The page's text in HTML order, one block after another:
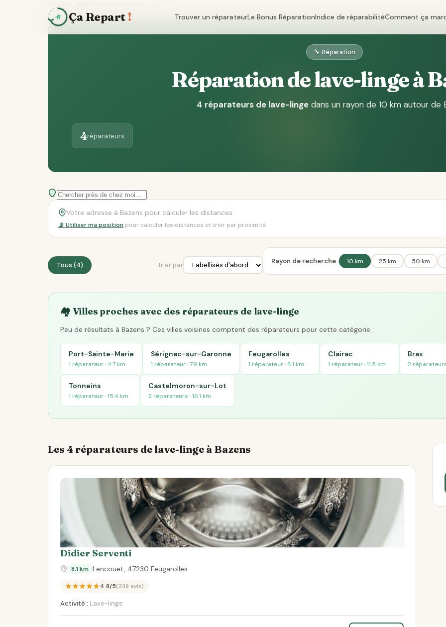
Ça Repart ! Trouver un réparateurLe Bonus RéparationIndice de réparabilitéComment ça
🔧 Réparation
Réparation de lave-linge à
4 réparateurs de lave-linge dans un rayon de 10 km autour de
4réparateurs
📡 Utiliser ma position pour calculer les distances et trier par proximité
Tous (4) Trier par Rayon de recherche : 10 km 25 km 50 km
🏘️ Villes proches avec des réparateurs de lave-linge
Peu de résultats à Bazens ? Ces villes voisines comptent des réparateurs pour cette catégorie :
Port-Sainte-Marie
1 réparateur · 4.7 km
Sérignac-sur-Garonne
1 réparateur · 7.9 km
Feugarolles
1 réparateur · 8.1 km
Clairac
1 réparateur · 11.5 km
Brax
2 réparateurs
Tonneins
1 réparateur · 15.4 km
Castelmoron-sur-Lot
2 réparateurs · 16.1 km
Les 4 réparateurs de lave-linge à Bazens
Didier Serventi
8.1 km Lencouet, 47230 Feugarolles
★★★★★4.8/5(239 avis)
Activité : Lave-linge